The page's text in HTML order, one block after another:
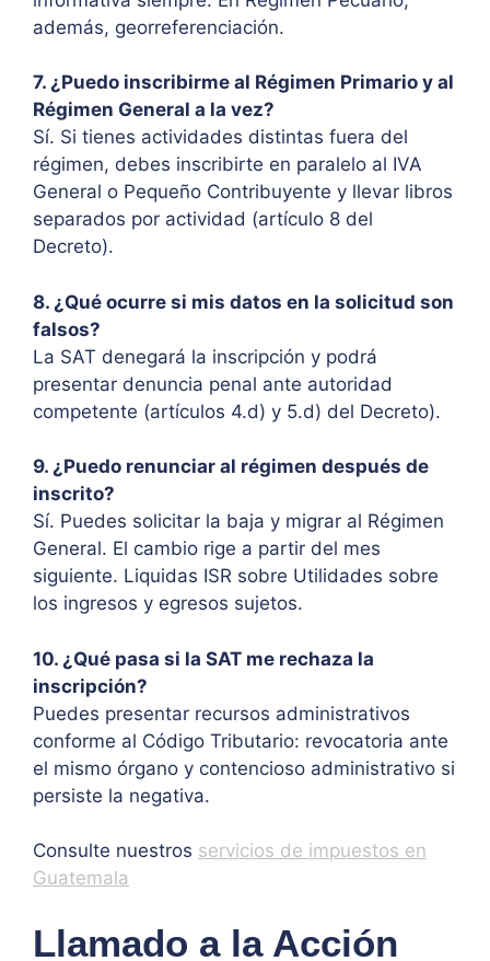
además, georreferenciación.
7. ¿Puedo inscribirme al Régimen Primario y al
Régimen General a la vez?
Sí. Si tienes actividades distintas fuera del
régimen, debes inscribirte en paralelo al IVA
General o Pequeño Contribuyente y llevar libros
separados por actividad (artículo 8 del
Decreto).
8. ¿Qué ocurre si mis datos en la solicitud son
falsos?
La SAT denegará la inscripción y podrá
presentar denuncia penal ante autoridad
competente (artículos 4.d) y 5.d) del Decreto).
9. ¿Puedo renunciar al régimen después de
inscrito?
Sí. Puedes solicitar la baja y migrar al Régimen
General. El cambio rige a partir del mes
siguiente. Liquidas ISR sobre Utilidades sobre
los ingresos y egresos sujetos.
10. ¿Qué pasa si la SAT me rechaza la
inscripción?
Puedes presentar recursos administrativos
conforme al Código Tributario: revocatoria ante
el mismo órgano y contencioso administrativo si
persiste la negativa.
Consulte nuestros servicios de impuestos en
Guatemala
Llamado a la Acción